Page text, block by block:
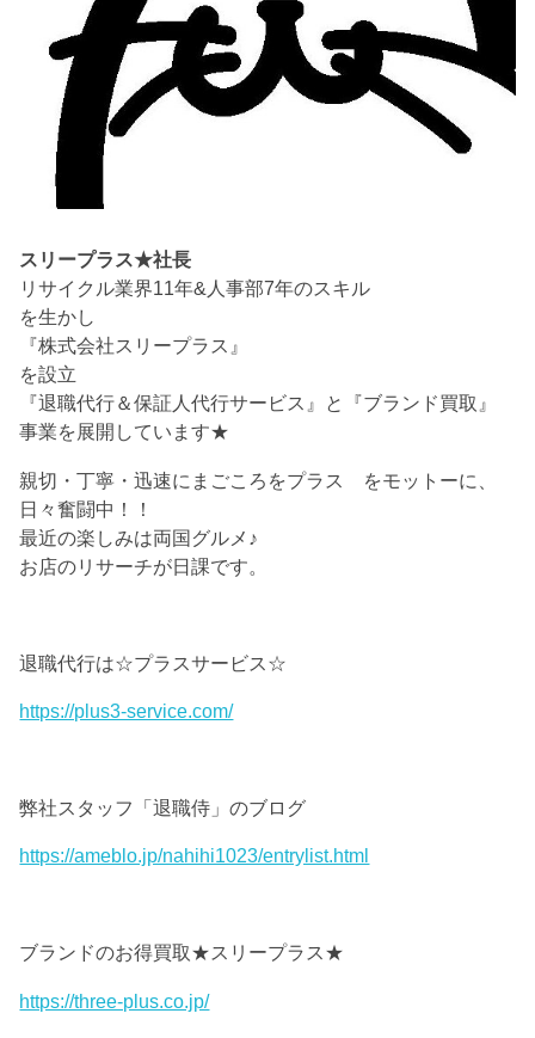
スリープラス★社長
リサイクル業界11年&人事部7年のスキル
を生かし
『株式会社スリープラス』
を設立
『退職代行＆保証人代行サービス』と『ブランド買取』
事業を展開しています★
親切・丁寧・迅速にまごころをプラス をモットーに、
日々奮闘中！！
最近の楽しみは両国グルメ♪
お店のリサーチが日課です。
退職代行は☆プラスサービス☆
https://plus3-service.com/
弊社スタッフ「退職侍」のブログ
https://ameblo.jp/nahihi1023/entrylist.html
ブランドのお得買取★スリープラス★
https://three-plus.co.jp/